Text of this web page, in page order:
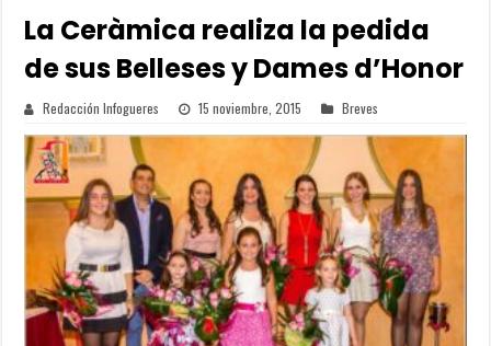
La Ceràmica realiza la pedida
de sus Belleses y Dames d’Honor
Redacción Infogueres 15 noviembre, 2015 Breves